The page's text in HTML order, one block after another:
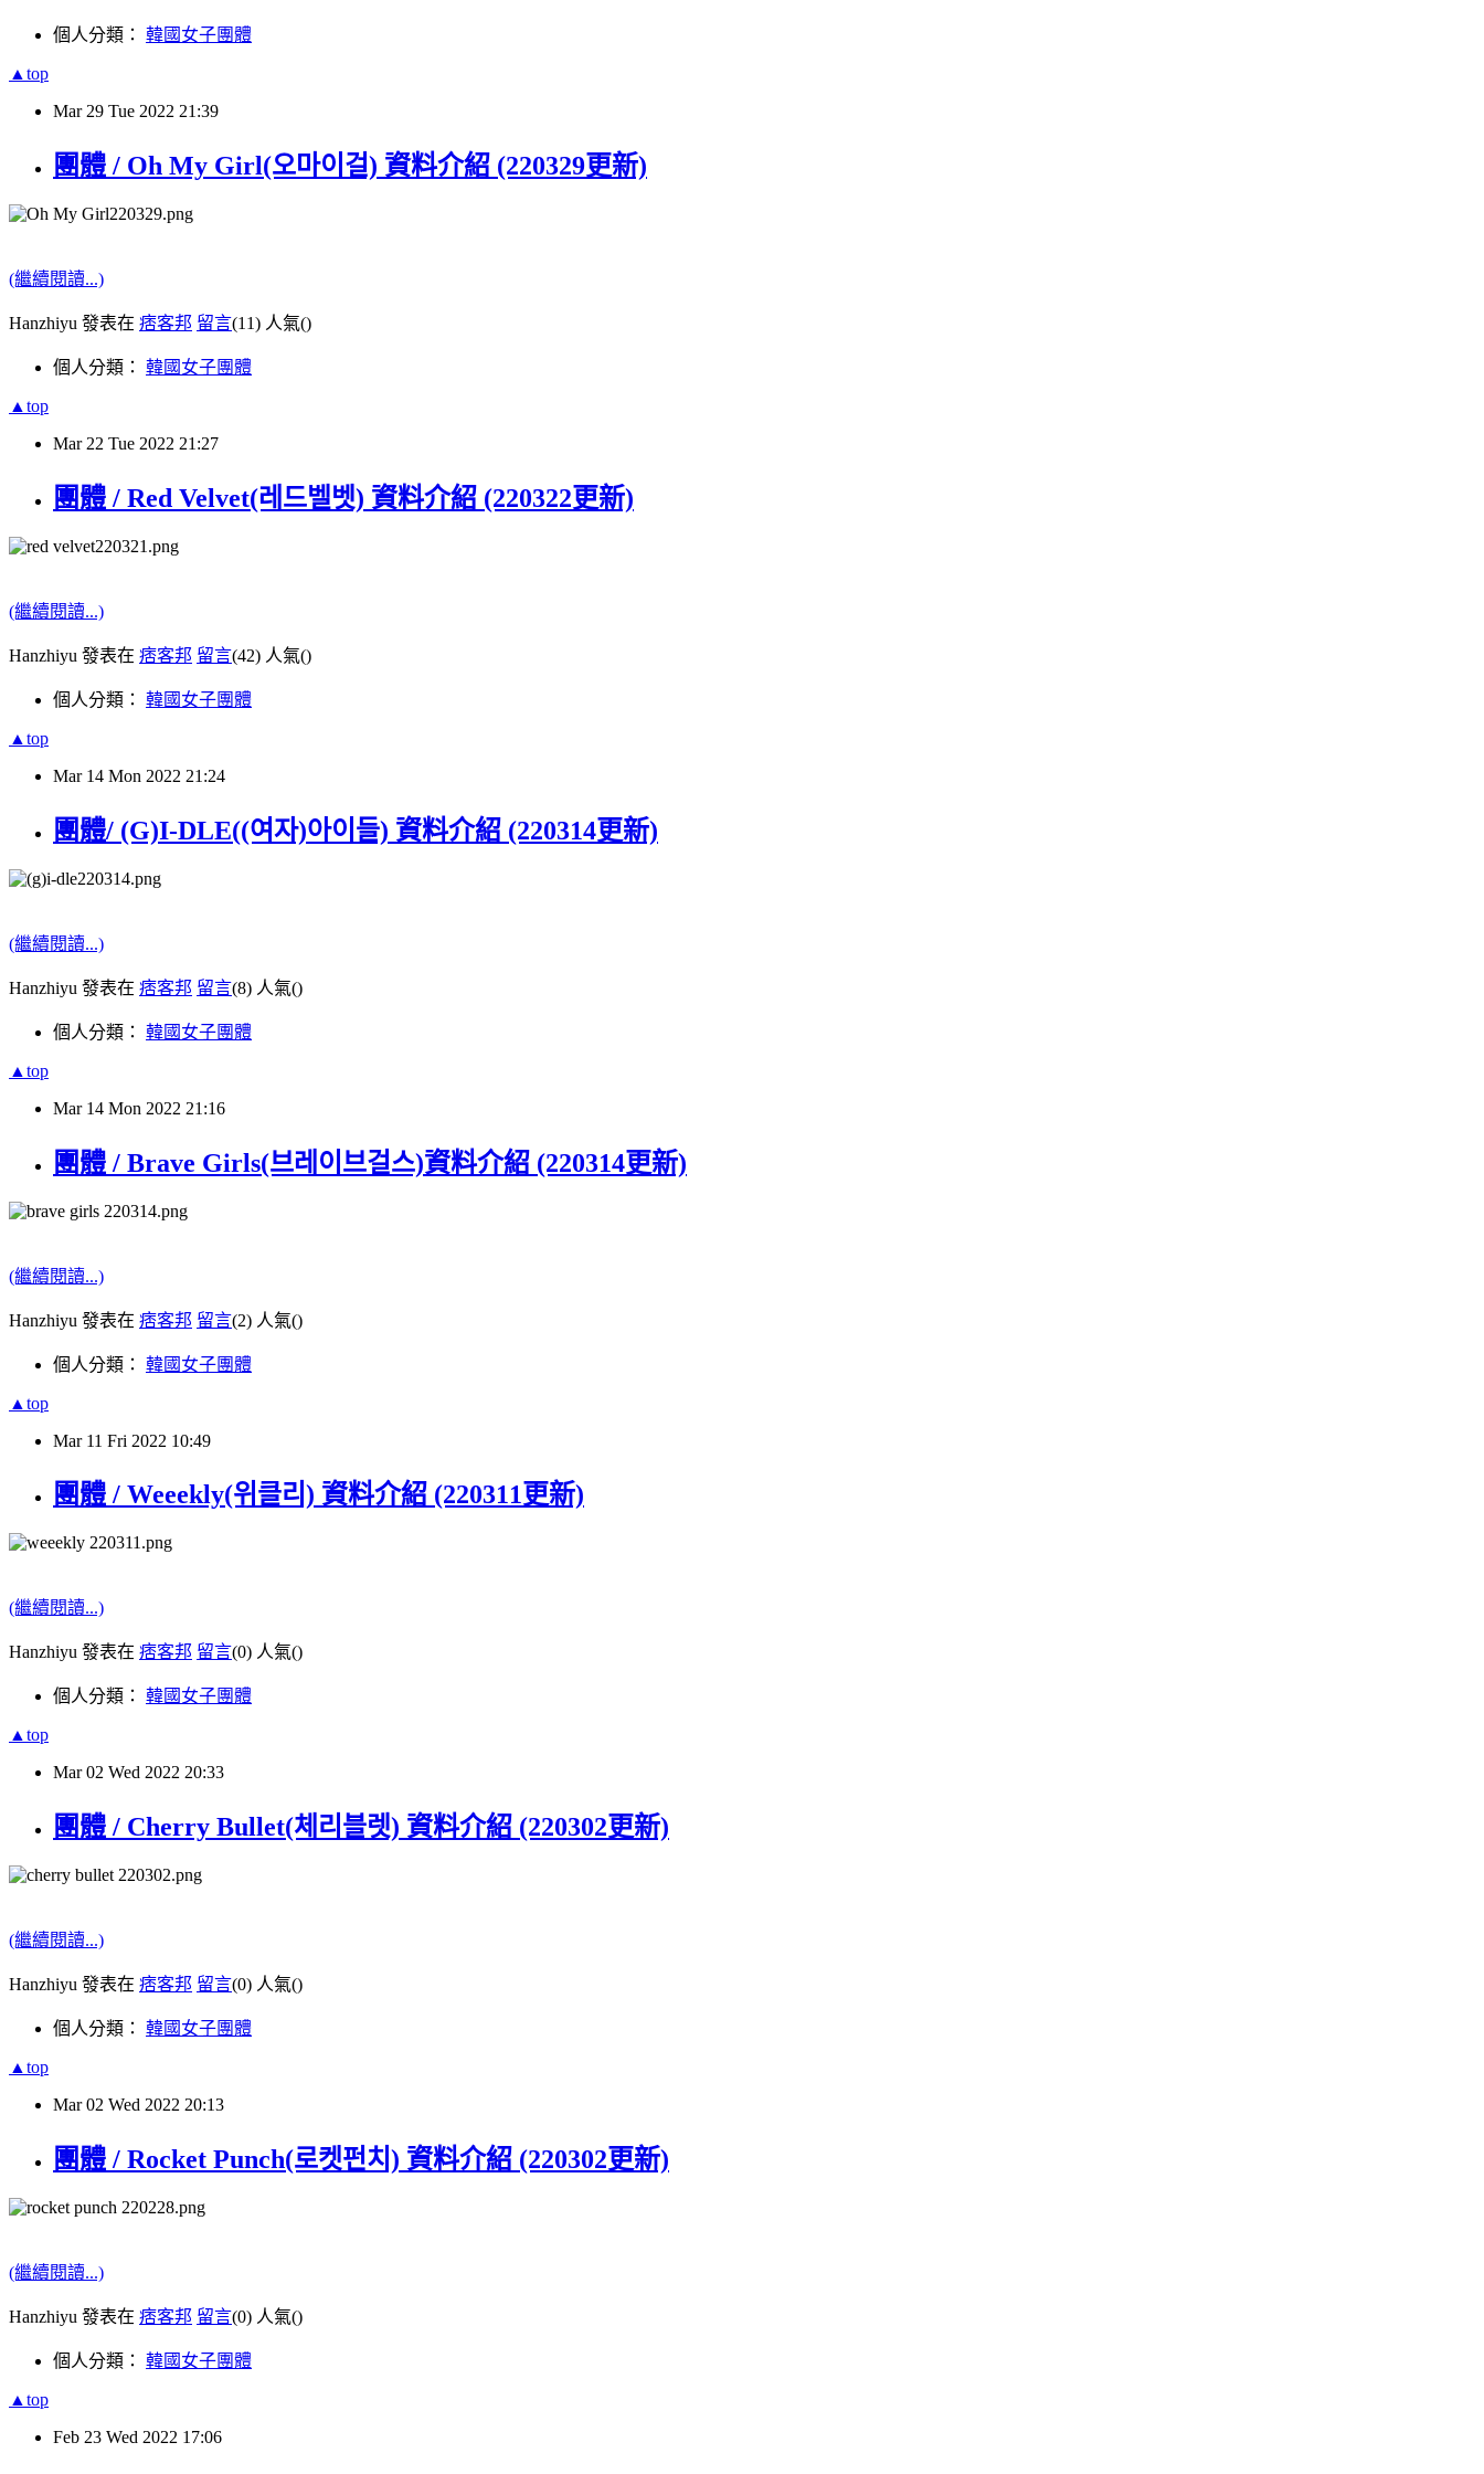
個人分類： 韓國女子團體
▲top
Mar 29 Tue 2022 21:39
團體 / Oh My Girl(오마이걸) 資料介紹 (220329更新)
(繼續閱讀...)
Hanzhiyu 發表在 痞客邦 留言(11) 人氣()
個人分類： 韓國女子團體
▲top
Mar 22 Tue 2022 21:27
團體 / Red Velvet(레드벨벳) 資料介紹 (220322更新)
(繼續閱讀...)
Hanzhiyu 發表在 痞客邦 留言(42) 人氣()
個人分類： 韓國女子團體
▲top
Mar 14 Mon 2022 21:24
團體/ (G)I-DLE((여자)아이들) 資料介紹 (220314更新)
(繼續閱讀...)
Hanzhiyu 發表在 痞客邦 留言(8) 人氣()
個人分類： 韓國女子團體
▲top
Mar 14 Mon 2022 21:16
團體 / Brave Girls(브레이브걸스)資料介紹 (220314更新)
(繼續閱讀...)
Hanzhiyu 發表在 痞客邦 留言(2) 人氣()
個人分類： 韓國女子團體
▲top
Mar 11 Fri 2022 10:49
團體 / Weeekly(위클리) 資料介紹 (220311更新)
(繼續閱讀...)
Hanzhiyu 發表在 痞客邦 留言(0) 人氣()
個人分類： 韓國女子團體
▲top
Mar 02 Wed 2022 20:33
團體 / Cherry Bullet(체리블렛) 資料介紹 (220302更新)
(繼續閱讀...)
Hanzhiyu 發表在 痞客邦 留言(0) 人氣()
個人分類： 韓國女子團體
▲top
Mar 02 Wed 2022 20:13
團體 / Rocket Punch(로켓펀치) 資料介紹 (220302更新)
(繼續閱讀...)
Hanzhiyu 發表在 痞客邦 留言(0) 人氣()
個人分類： 韓國女子團體
▲top
Feb 23 Wed 2022 17:06